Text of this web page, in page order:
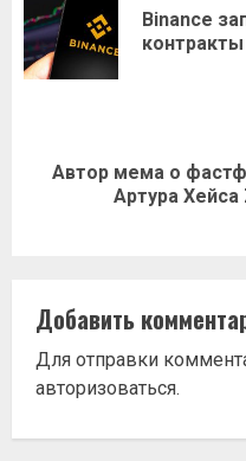
записи
Binance
Следующая
Автор мема о
Артура Хейса
Добавить
Для отправки
авторизоваться.